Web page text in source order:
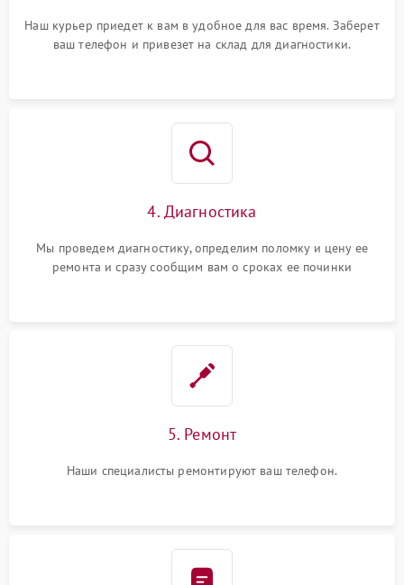
Наш курьер приедет к вам в удобное для вас время. Заберет
ваш телефон и привезет на склад для диагностики.
4. Диагностика
Мы проведем диагностику, определим поломку и цену ее
ремонта и сразу сообщим вам о сроках ее починки
5. Ремонт
Наши специалисты ремонтируют ваш телефон.